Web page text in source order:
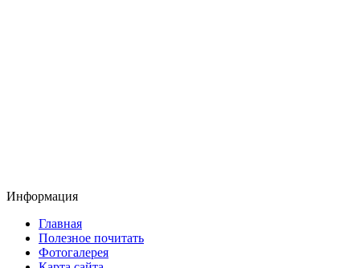
Информация
Главная
Полезное почитать
Фотогалерея